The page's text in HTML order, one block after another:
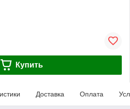
Купить
Доставка Оплата